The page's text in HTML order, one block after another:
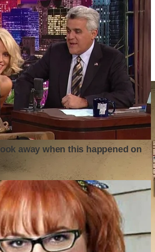
Tanah Terbaru 2024, Lengkap